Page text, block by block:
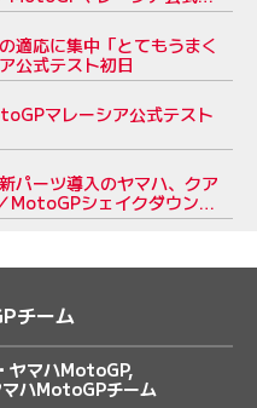
適応に集中「とてもうまく
公式テスト初日
マレーシア公式テスト
パーツ導入のヤマハ、クア
MotoGPシェイクダウンテ
チーム
ヤマハMotoGP
マハMotoGPチーム